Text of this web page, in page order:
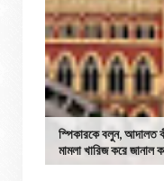
স্পিকারকে বলুন, আদালত
মামলা খারিজ করে জানাল